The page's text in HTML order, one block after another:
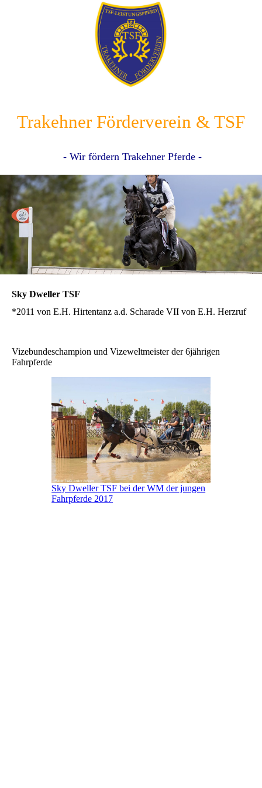
Trakehner Förderverein & TSF
- Wir fördern Trakehner Pferde -
Sky Dweller TSF
*2011 von E.H. Hirtentanz a.d. Scharade VII von E.H. Herzruf
Vizebundeschampion und Vizeweltmeister der 6jährigen
Fahrpferde
Sky Dweller TSF bei der WM der jungen
Fahrpferde 2017